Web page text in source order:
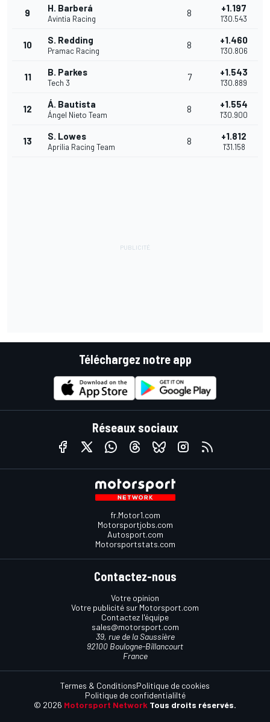
9 H. Barberá
Avintia Racing
8 +1.197
1'30.543
10 S. Redding
Pramac Racing
8 +1.460
1'30.806
11 B. Parkes
Tech 3
7 +1.543
1'30.889
12 Á. Bautista
Ángel Nieto Team
8 +1.554
1'30.900
13 S. Lowes
Aprilia Racing Team
8 +1.812
1'31.158
Téléchargez notre app
Réseaux sociaux
fr.Motor1.com
Motorsportjobs.com
Autosport.com
Motorsportstats.com
Contactez-nous
Votre opinion
Votre publicité sur Motorsport.com
Contactez l'équipe
sales@motorsport.com
39, rue de la Saussière
92100 Boulogne-Billancourt
France
© 2026 Motorsport Network Tous droits réservés.
Termes & ConditionsPolitique de cookies
Politique de confidentialilté